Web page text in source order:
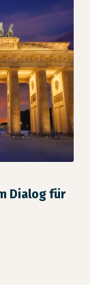
Dialog für